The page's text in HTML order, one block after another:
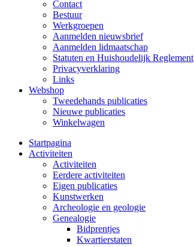
Contact
Bestuur
Werkgroepen
Aanmelden nieuwsbrief
Aanmelden lidmaatschap
Statuten en Huishoudelijk Reglement
Privacyverklaring
Links
Webshop
Tweedehands publicaties
Nieuwe publicaties
Winkelwagen
Startpagina
Activiteiten
Activiteiten
Eerdere activiteiten
Eigen publicaties
Kunstwerken
Archeologie en geologie
Genealogie
Bidprentjes
Kwartierstaten